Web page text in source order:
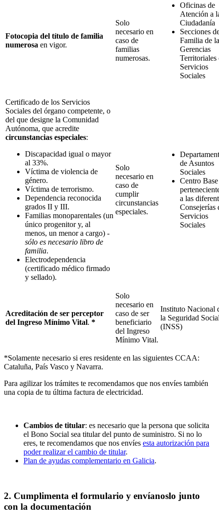
Fotocopia del título de familia
numerosa en vigor.
Solo
necesario en
caso de
familias
numerosas.
Oficinas de
Atención a
Ciudadanía
Secciones
Familia de
Gerencias
Territoriales
Servicios
Sociales
Certificado de los Servicios
Sociales del órgano competente, o
del que designe la Comunidad
Autónoma, que acredite
circunstancias especiales:
Discapacidad igual o mayor
al 33%.
Víctima de violencia de
género.
Víctima de terrorismo.
Dependencia reconocida
grados II y III.
Familias monoparentales (un
único progenitor y, al
menos, un menor a cargo) -
sólo es necesario libro de
familia.
Electrodependencia
(certificado médico firmado
y sellado).
Solo
necesario en
caso de
cumplir
circunstancias
especiales.
de Asuntos
Sociales
Centro Base
a las
Consejerías
Servicios
Sociales
Acreditación de ser perceptor
del Ingreso Mínimo Vital. *
Solo
necesario en
caso de ser
beneficiario
del Ingreso
Mínimo Vital.
Instituto Nacional
la Seguridad
(INSS)
*Solamente necesario si eres residente en las siguientes CCAA:
Cataluña, País Vasco y Navarra.
Para agilizar los trámites te recomendamos que nos envíes también
una copia de tu última factura de electricidad.
Cambios de titular: es necesario que la persona que solicita
el Bono Social sea titular del punto de suministro. Si no lo
eres, te recomendamos que nos envíes esta autorización para
poder realizar el cambio de titular.
Plan de ayudas complementario en Galicia.
2. Cumplimenta el formulario y envíanoslo junto
con la documentación